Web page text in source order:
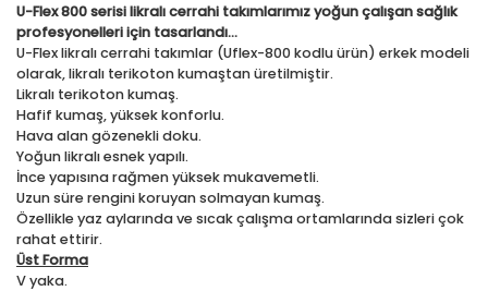
U-Flex 800 serisi likralı cerrahi takımlarımız yoğun çalışan sağlık
profesyonelleri için tasarlandı…
U-Flex likralı cerrahi takımlar (Uflex-800 kodlu ürün) erkek modeli
olarak, likralı terikoton kumaştan üretilmiştir.
Likralı terikoton kumaş.
Hafif kumaş, yüksek konforlu.
Hava alan gözenekli doku.
Yoğun likralı esnek yapılı.
İnce yapısına rağmen yüksek mukavemetli.
Uzun süre rengini koruyan solmayan kumaş.
Özellikle yaz aylarında ve sıcak çalışma ortamlarında sizleri çok
rahat ettirir.
Üst Forma
V yaka.